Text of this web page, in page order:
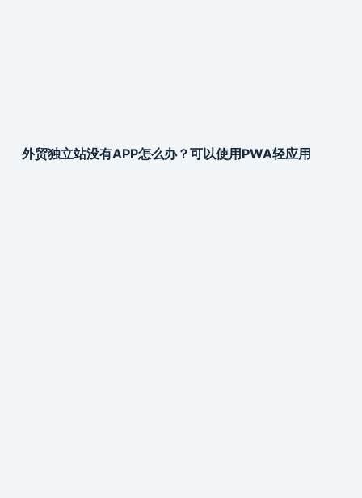
外贸独立站没有APP怎么办？可以使用PWA轻应用